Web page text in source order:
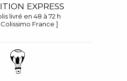
EXPRESS
livré en 48 à 72 h
France ]